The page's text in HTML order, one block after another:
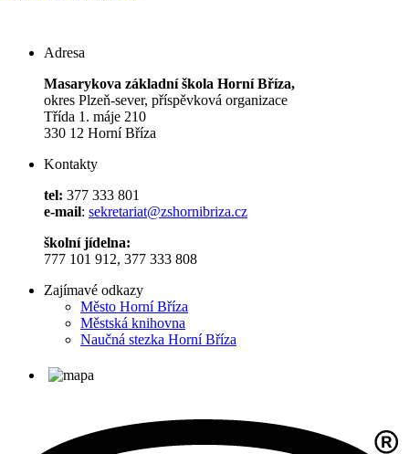
Adresa
Masarykova základní škola Horní Bříza,
okres Plzeň-sever, příspěvková organizace
Třída 1. máje 210
330 12 Horní Bříza
Kontakty
tel: 377 333 801
e-mail: sekretariat@zshornibriza.cz
školní jídelna:
777 101 912, 377 333 808
Zajímavé odkazy
Město Horní Bříza
Městská knihovna
Naučná stezka Horní Bříza